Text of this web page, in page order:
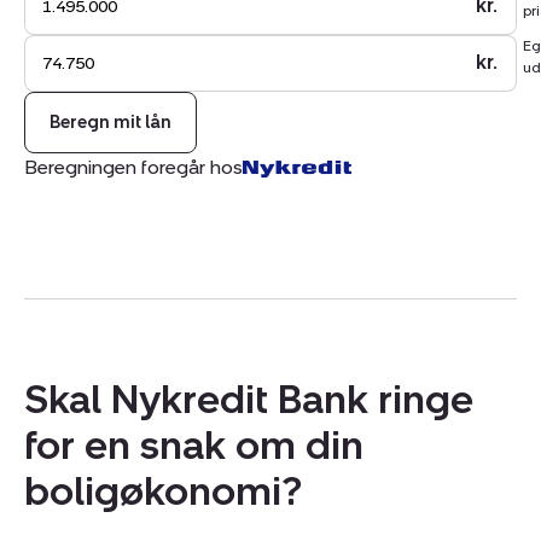
kr.
kr.
Beregn mit lån
Beregningen foregår hos
Skal Nykredit Bank ringe
for en snak om din
boligøkonomi?